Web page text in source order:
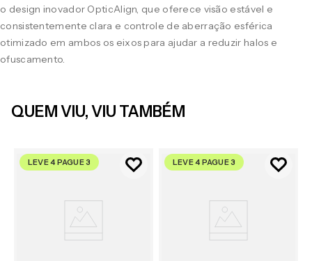
o design inovador OpticAlign, que oferece visão estável e
consistentemente clara e controle de aberração esférica
otimizado em ambos os eixos para ajudar a reduzir halos e
ofuscamento.
QUEM VIU, VIU TAMBÉM
LEVE 4 PAGUE 3 LEVE 4 PAGUE 3